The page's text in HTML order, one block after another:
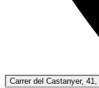
Carrer del Castanyer,